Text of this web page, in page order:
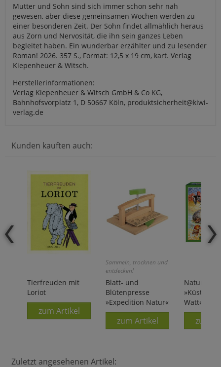
Mutter und Sohn sind sich immer schon sehr nah
gewesen, aber diese gemeinsamen Wochen werden zu
einer besonderen Zeit. Der Sohn findet allmählich heraus
aus Zorn und Nervosität, die ihn sein ganzes Leben
begleitet haben. Ein wunderbar erzählter und zu lesender
Roman! 2026. 357 S., Format: 12,5 x 19 cm, kart. Verlag
Kiepenheuer & Witsch.
Herstellerinformationen:
Verlag Kiepenheuer & Witsch GmbH & Co KG,
Bahnhofsvorplatz 1, D 50667 Köln, produktsicherheit@kiwi-
verlag.de
Kunden kauften auch:
Tierfreuden mit
Loriot
zum Artikel
Sammeln, trocknen und
entdecken!
Blatt- und
Blütenpresse
»Expedition Natur«
zum Artikel
Natur-
»Küste,
Watt«
zum
Zuletzt angesehenen Artikel: